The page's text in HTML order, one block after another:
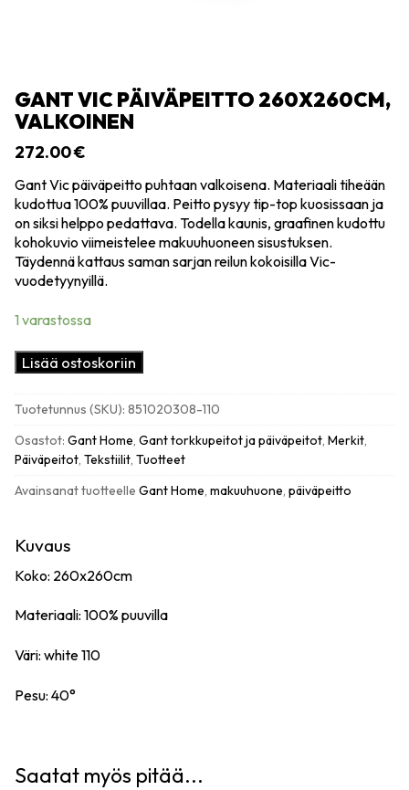
GANT VIC PÄIVÄPEITTO 260X260CM,
VALKOINEN
272.00€
Gant Vic päiväpeitto puhtaan valkoisena. Materiaali tiheään
kudottua 100% puuvillaa. Peitto pysyy tip-top kuosissaan ja
on siksi helppo pedattava. Todella kaunis, graafinen kudottu
kohokuvio viimeistelee makuuhuoneen sisustuksen.
Täydennä kattaus saman sarjan reilun kokoisilla Vic-
vuodetyynyillä.
1 varastossa
Gant
Vic
260x260cm,
valkoinen
määrä
Lisää ostoskoriin
Tuotetunnus (SKU): 851020308-110
Osastot: Gant Home, Gant torkkupeitot ja päiväpeitot, Merkit,
Päiväpeitot, Tekstiilit, Tuotteet
Avainsanat tuotteelle Gant Home, makuuhuone, päiväpeitto
Kuvaus
Koko: 260x260cm
Materiaali: 100% puuvilla
Väri: white 110
Pesu: 40°
Saatat myös pitää...